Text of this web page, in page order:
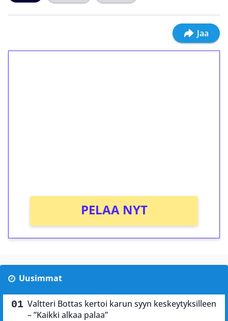
Jaa
PELAA NYT
Uusimmat
Valtteri Bottas kertoi karun syyn keskeytyksilleen
– ”Kaikki alkaa palaa”